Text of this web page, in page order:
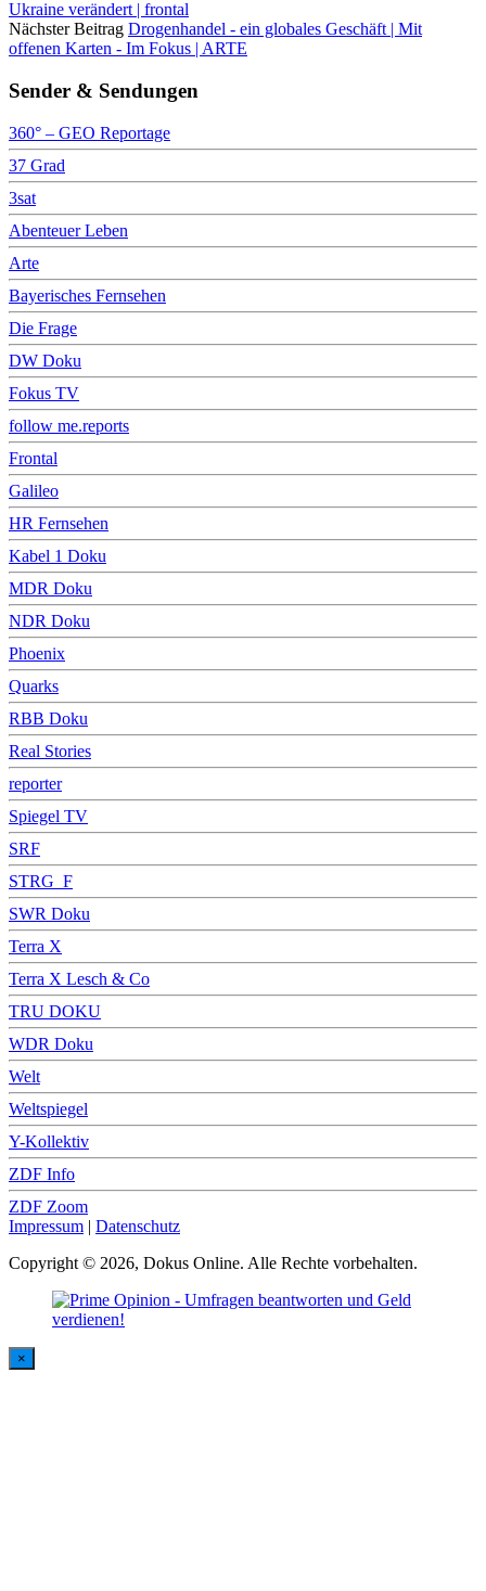
Ukraine verändert | frontal
Nächster Beitrag Drogenhandel - ein globales Geschäft | Mit
offenen Karten - Im Fokus | ARTE
Sender & Sendungen
360° – GEO Reportage
37 Grad
3sat
Abenteuer Leben
Arte
Bayerisches Fernsehen
Die Frage
DW Doku
Fokus TV
follow me.reports
Frontal
Galileo
HR Fernsehen
Kabel 1 Doku
MDR Doku
NDR Doku
Phoenix
Quarks
RBB Doku
Real Stories
reporter
Spiegel TV
SRF
STRG_F
SWR Doku
Terra X
Terra X Lesch & Co
TRU DOKU
WDR Doku
Welt
Weltspiegel
Y-Kollektiv
ZDF Info
ZDF Zoom
Impressum | Datenschutz
Copyright © 2026, Dokus Online. Alle Rechte vorbehalten.
×